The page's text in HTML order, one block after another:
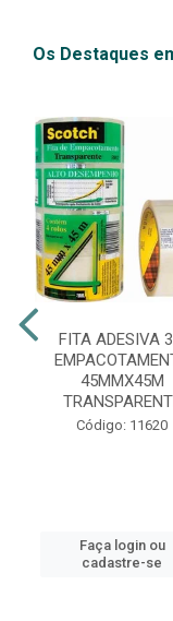
Os Destaques
FITA ADESIVA
45MMX45M
Código: 11620
Faça login ou
cadastre-se